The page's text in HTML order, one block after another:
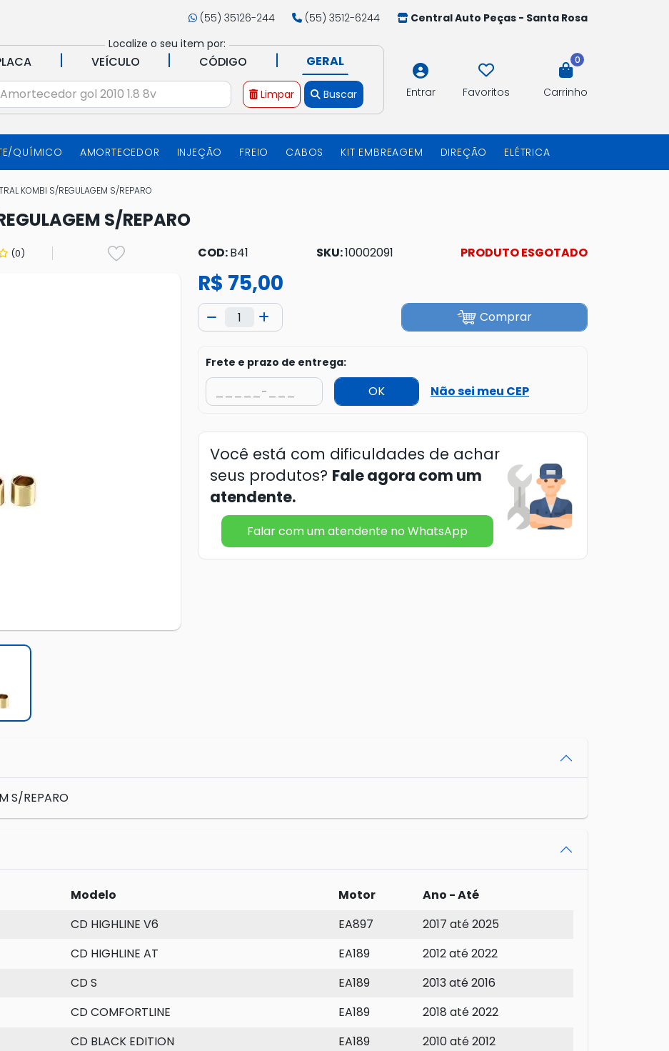
(55) 35126-244 (55) 3512-6244
Central Auto Peças - Santa Rosa
Localize o seu item por:
| VEÍCULO | CÓDIGO | GERAL
Limpar Buscar Entrar Favoritos
0
Carrinho
QUÍMICO AMORTECEDOR INJEÇÃO FREIO CABOS KIT EMBREAGEM DIREÇÃO ELÉTRICA
KOMBI S/REGULAGEM S/REPARO
S/REPARO
(0) COD:B41 SKU:10002091 PRODUTO ESGOTADO
R$ 75,00
Comprar
Frete e prazo de entrega:
OK Não sei meu CEP
Você está com dificuldades de achar
seus produtos? Fale agora com um
atendente.
Falar com um atendente no WhatsApp
S/REPARO
Modelo Motor
Ano - Até
CD HIGHLINE V6 EA897
2017 até 2025
CD HIGHLINE AT EA189
2012 até 2022
CD S EA189
2013 até 2016
CD COMFORTLINE EA189
2018 até 2022
CD BLACK EDITION EA189
2010 até 2012